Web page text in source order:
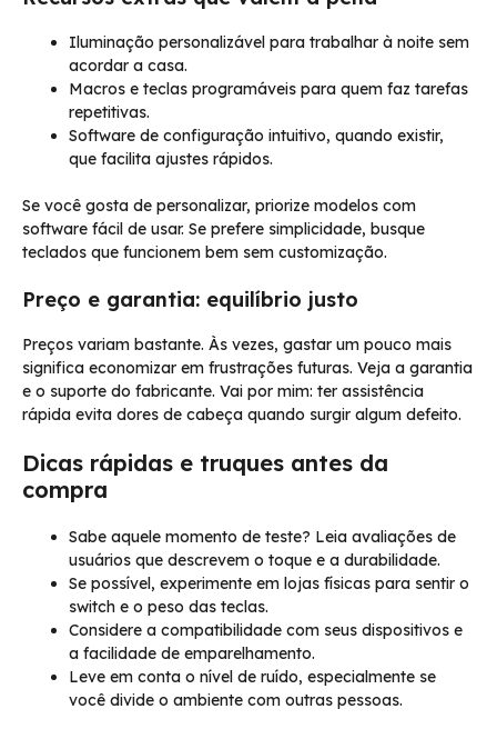
Iluminação personalizável para trabalhar à noite sem
acordar a casa.
Macros e teclas programáveis para quem faz tarefas
repetitivas.
Software de configuração intuitivo, quando existir,
que facilita ajustes rápidos.
Se você gosta de personalizar, priorize modelos com
software fácil de usar. Se prefere simplicidade, busque
teclados que funcionem bem sem customização.
Preço e garantia: equilíbrio justo
Preços variam bastante. Às vezes, gastar um pouco mais
significa economizar em frustrações futuras. Veja a garantia
e o suporte do fabricante. Vai por mim: ter assistência
rápida evita dores de cabeça quando surgir algum defeito.
Dicas rápidas e truques antes da
compra
Sabe aquele momento de teste? Leia avaliações de
usuários que descrevem o toque e a durabilidade.
Se possível, experimente em lojas físicas para sentir o
switch e o peso das teclas.
Considere a compatibilidade com seus dispositivos e
a facilidade de emparelhamento.
Leve em conta o nível de ruído, especialmente se
você divide o ambiente com outras pessoas.